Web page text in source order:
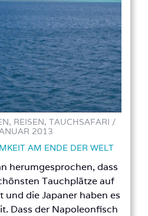
REISEN, TAUCHSAFARI /
2013
AM ENDE DER WELT
herumgesprochen, dass
Tauchplätze auf
und die Japaner haben es
Dass der Napoleonfisch